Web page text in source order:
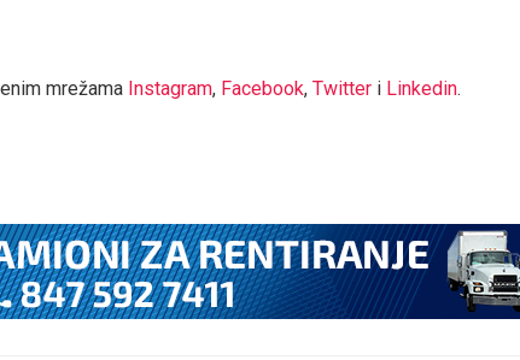
mrežama Instagram, Facebook, Twitter i Linkedin.